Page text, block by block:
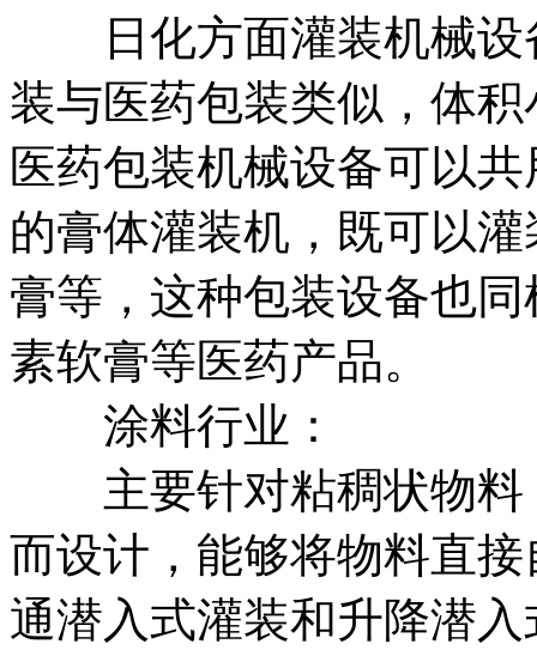
日化方面灌装机械设
装与医药包装类似，体
医药包装机械设备可以
的膏体灌装机，既可以
膏等，这种包装设备也
素软膏等医药产品。
涂料行业：
主要针对粘稠状物料
而设计，能够将物料直
通潜入式灌装和升降潜